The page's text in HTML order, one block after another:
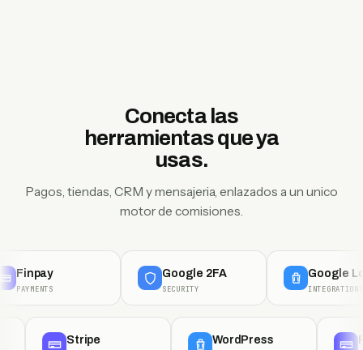
Conecta las
herramientas que ya
usas.
Pagos, tiendas, CRM y mensajeria, enlazados a un unico
motor de comisiones.
Google 2FA
SECURITY
Google Login
INTEGRATIONS
WordPress